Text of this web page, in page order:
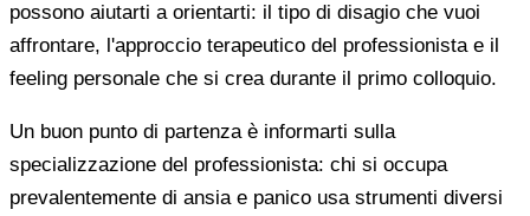
possono aiutarti a orientarti: il tipo di disagio che vuoi
affrontare, l'approccio terapeutico del professionista e il
feeling personale che si crea durante il primo colloquio.
Un buon punto di partenza è informarti sulla
specializzazione del professionista: chi si occupa
prevalentemente di ansia e panico usa strumenti diversi